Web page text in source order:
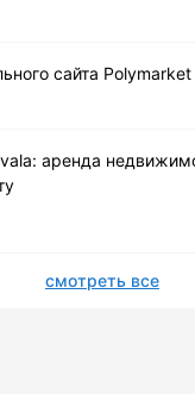
сайта Polymarket
аренда
смотреть все